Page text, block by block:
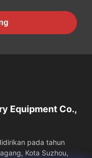
Equipment Co.,
pada tahun
Kota Suzhou,